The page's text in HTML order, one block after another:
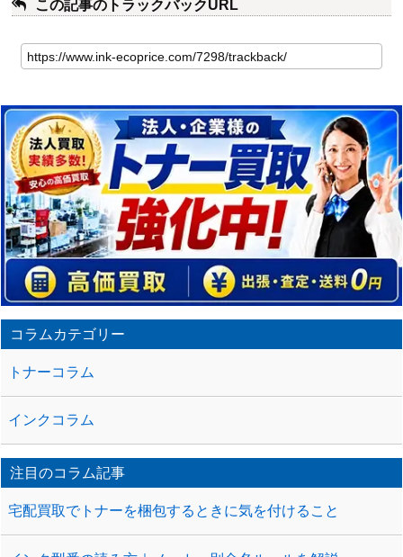
この記事のトラックバックURL
の
事
の
ト
ラ
ッ
ク
バ
ッ
ク
URL
コラムカテゴリー
トナーコラム
インクコラム
注目のコラム記事
宅配買取でトナーを梱包するときに気を付けること